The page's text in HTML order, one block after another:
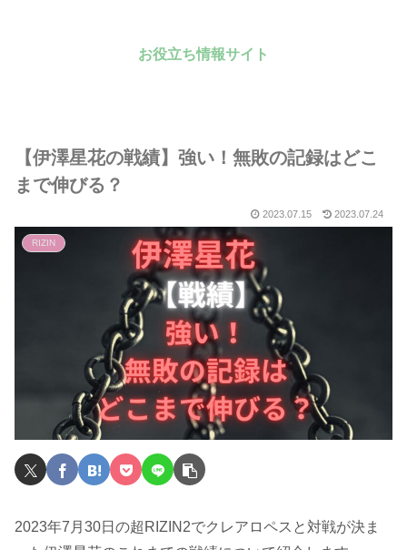
お役立ち情報サイト
【伊澤星花の戦績】強い！無敗の記録はどこ
まで伸びる？
2023.07.15 2023.07.24
RIZIN
2023年7月30日の超RIZIN2でクレアロペスと対戦が決ま